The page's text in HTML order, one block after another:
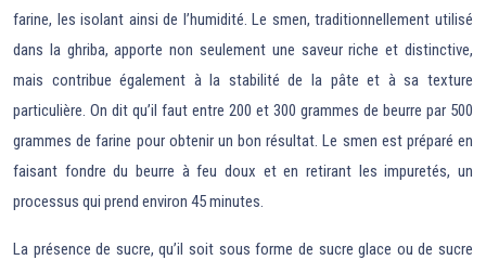
farine, les isolant ainsi de l’humidité. Le smen, traditionnellement utilisé
dans la ghriba, apporte non seulement une saveur riche et distinctive,
mais contribue également à la stabilité de la pâte et à sa texture
particulière. On dit qu’il faut entre 200 et 300 grammes de beurre par 500
grammes de farine pour obtenir un bon résultat. Le smen est préparé en
faisant fondre du beurre à feu doux et en retirant les impuretés, un
processus qui prend environ 45 minutes.
La présence de sucre, qu’il soit sous forme de sucre glace ou de sucre